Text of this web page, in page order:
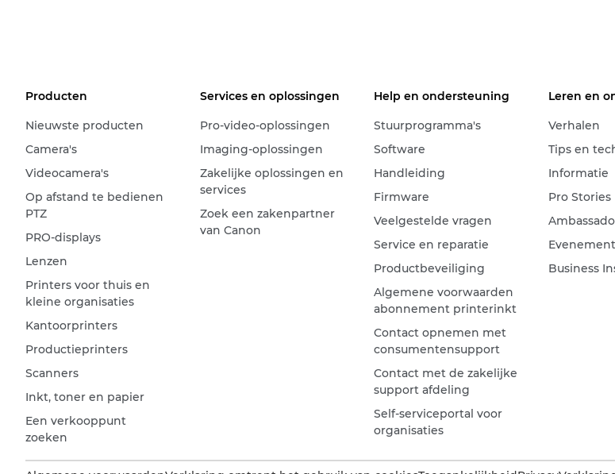
Producten
Nieuwste producten
Camera's
Videocamera's
Op afstand te bedienen
PTZ
PRO-displays
Lenzen
Printers voor thuis en
kleine organisaties
Kantoorprinters
Productieprinters
Scanners
Inkt, toner en papier
Een verkooppunt
zoeken
Services en oplossingen
Pro-video-oplossingen
Imaging-oplossingen
Zakelijke oplossingen en
services
Zoek een zakenpartner
van Canon
Help en ondersteuning
Stuurprogramma's
Software
Handleiding
Firmware
Veelgestelde vragen
Service en reparatie
Productbeveiliging
Algemene voorwaarden
abonnement printerinkt
Contact opnemen met
consumentensupport
Contact met de zakelijke
support afdeling
Self-serviceportal voor
organisaties
Leren en
Verhalen
Tips en
Informatie
Pro Stories
Business